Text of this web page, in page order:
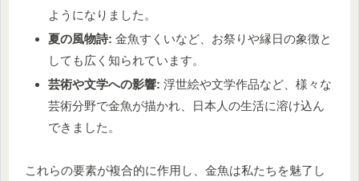
ようになりました。
夏の風物詩: 金魚すくいなど、お祭りや縁日の象徴と
しても広く知られています。
芸術や文学への影響: 浮世絵や文学作品など、様々な
芸術分野で金魚が描かれ、日本人の生活に溶け込ん
できました。
これらの要素が複合的に作用し、金魚は私たちを魅了し